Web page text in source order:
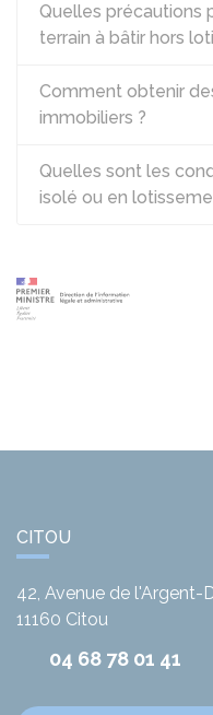
Quelles précautions
terrain à bâtir hors
Comment obtenir
immobiliers ?
Quelles sont les
isolé ou en
CITOU
42, Avenue de l'Argent-
11160 Citou
04 68 78 01 41